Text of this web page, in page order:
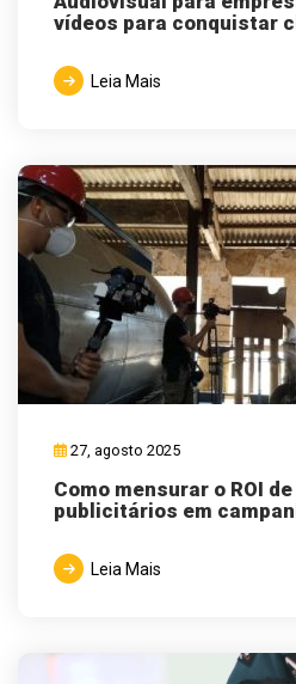
vídeos para conquistar
Leia Mais
27, agosto 2025
Como mensurar o ROI
publicitários em
Leia Mais